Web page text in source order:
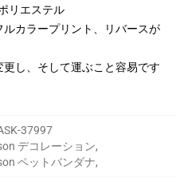
リエステル
カラープリント、リバースが
し、そして運ぶこと容易です
37997
デコレーション,
ペットバンダナ,